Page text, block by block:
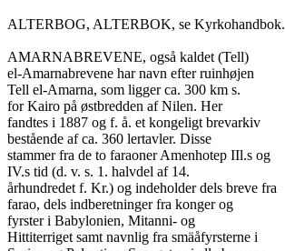
ALTERBOG, ALTERBOK, se Kyrkohandbok.
AMARNABREVENE, også kaldet (Tell)
el-Amarnabrevene har navn efter ruinhøjen
Tell el-Amarna, som ligger ca. 300 km s.
for Kairo på østbredden af Nilen. Her
fandtes i 1887 og f. å. et kongeligt brevarkiv
bestående af ca. 360 lertavler. Disse
stammer fra de to faraoner Amenhotep IIl.s og
IV.s tid (d. v. s. 1. halvdel af 14.
århundredet f. Kr.) og indeholder dels breve fra
farao, dels indberetninger fra konger og
fyrster i Babylonien, Mitanni- og
Hittiterriget samt navnlig fra smäåfyrsterne i